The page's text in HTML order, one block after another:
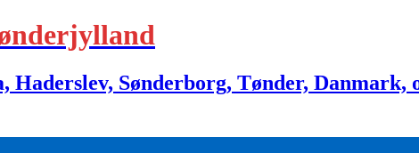
Sønderborg, Tønder, Danmark,